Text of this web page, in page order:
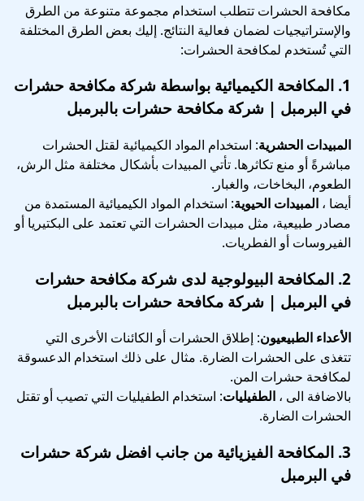
مكافحة الحشرات تتطلب استخدام مجموعة متنوعة من الطرق
والإستراتيجيات لضمان فعالية النتائج. إليك بعض الطرق المختلفة
التي تُستخدم لمكافحة الحشرات:
1. المكافحة الكيميائية بواسطة شركة مكافحة حشرات
في البرمبل | شركة مكافحة حشرات بالبرمبل
المبيدات الحشرية: استخدام المواد الكيميائية لقتل الحشرات
مباشرةً أو منع تكاثرها. تأتي المبيدات بأشكال مختلفة مثل الرش،
الطعوم، البخاخات، والغبار.
أيضا ، المبيدات الحيوية: استخدام المواد الكيميائية المستمدة من
مصادر طبيعية، مثل مبيدات الحشرات التي تعتمد على البكتيريا أو
الفيروسات أو الفطريات.
2. المكافحة البيولوجية لدى شركة مكافحة حشرات
في البرمبل | شركة مكافحة حشرات بالبرمبل
الأعداء الطبيعيون: إطلاق الحشرات أو الكائنات الأخرى التي
تتغذى على الحشرات الضارة. مثال على ذلك استخدام الدعسوقة
لمكافحة حشرات المن.
بالاضافة الى ، الطفيليات: استخدام الطفيليات التي تصيب أو تقتل
الحشرات الضارة.
3. المكافحة الفيزيائية من جانب افضل شركة حشرات
في البرمبل